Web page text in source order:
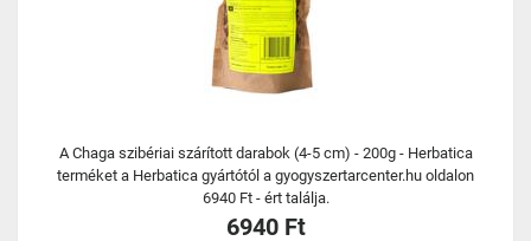
A Chaga szibériai szárított darabok (4-5 cm) - 200g - Herbatica
terméket a Herbatica gyártótól a gyogyszertarcenter.hu oldalon
6940 Ft - ért találja.
6940 Ft